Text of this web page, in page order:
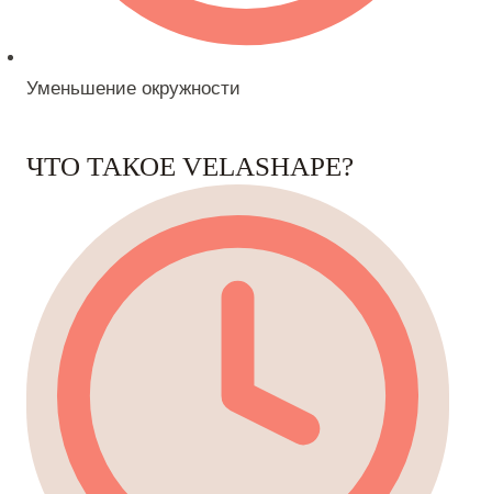
Уменьшение окружности
ЧТО ТАКОЕ VELASHAPE?